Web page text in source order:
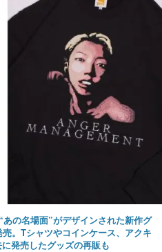
あの名場面”がデザインされた新作グ
。Tシャツやコインケース、アクキ
発売したグッズの再販も